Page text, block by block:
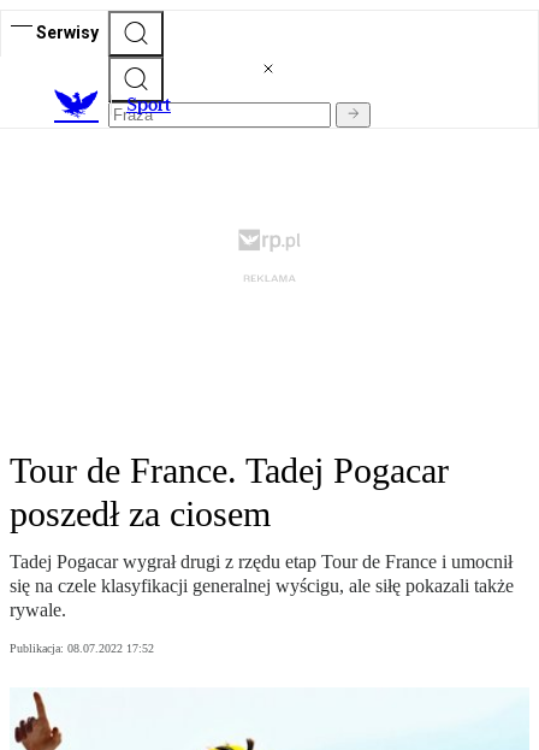
Serwisy
Sport
Tour de France. Tadej Pogacar
poszedł za ciosem
Tadej Pogacar wygrał drugi z rzędu etap Tour de France i umocnił
się na czele klasyfikacji generalnej wyścigu, ale siłę pokazali także
rywale.
Publikacja: 08.07.2022 17:52